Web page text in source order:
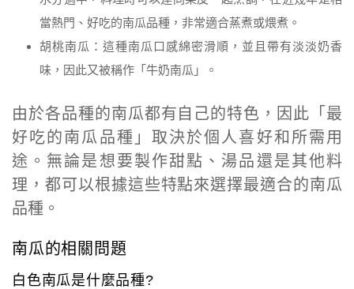
當熱門、好吃的南瓜品種，非常適合蒸煮或煨煮。
胡桃南瓜：這種南瓜口感綿密滑順，並且帶有淡淡奶香
味，因此又被稱作「牛奶南瓜」。
由於各品種的南瓜都有自己的特色，因此「最
好吃的南瓜品種」取決於個人喜好和所需用
途。無論是想要製作甜點、湯品還是其他料
理，都可以根據這些特點來選擇最適合的南瓜
品種。
南瓜的相關問題
白色南瓜是什麼品種?